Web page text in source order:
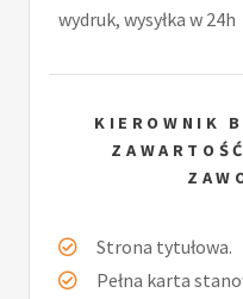
wydruk, wysyłka w 24h
KIEROWNIK
Strona tytułowa.
Pełna karta